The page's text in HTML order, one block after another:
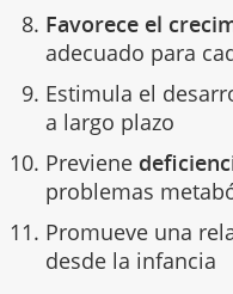
Favorece el
adecuado para
Estimula el
a largo plazo
Previene
problemas
Promueve una
desde la infancia